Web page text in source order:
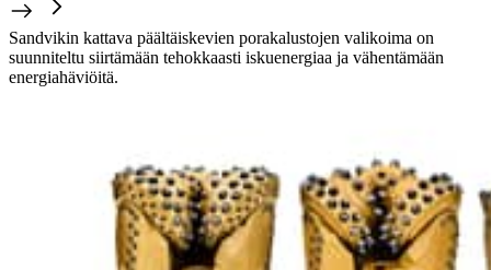
Sandvikin kattava päältäiskevien porakalustojen valikoima on
suunniteltu siirtämään tehokkaasti iskuenergiaa ja vähentämään
energiahäviöitä.